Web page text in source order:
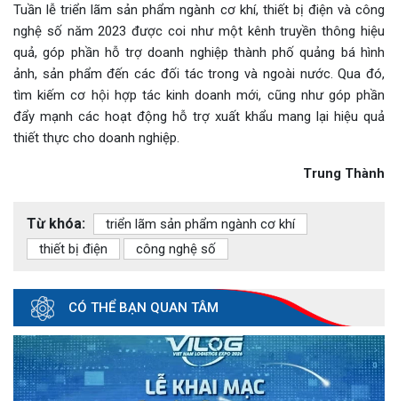
Tuần lễ triển lãm sản phẩm ngành cơ khí, thiết bị điện và công
nghệ số năm 2023 được coi như một kênh truyền thông hiệu
quả, góp phần hỗ trợ doanh nghiệp thành phố quảng bá hình
ảnh, sản phẩm đến các đối tác trong và ngoài nước. Qua đó,
tìm kiếm cơ hội hợp tác kinh doanh mới, cũng như góp phần
đẩy mạnh các hoạt động hỗ trợ xuất khẩu mang lại hiệu quả
thiết thực cho doanh nghiệp.
Trung Thành
Từ khóa:
triển lãm sản phẩm ngành cơ khí
thiết bị điện
công nghệ số
CÓ THỂ BẠN QUAN TÂM